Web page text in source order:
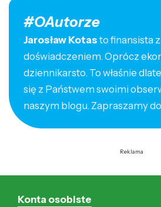
#OAutorze
Jarosław Kotas to finansista
doświadczeniem. Oprócz
dziennikarsto. To właśnie
się z Państwem swoimi
naszym blogu. Zapraszamy
Reklama
Konta osobiste